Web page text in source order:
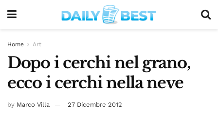
Home Art
Dopo i cerchi nel grano,
ecco i cerchi nella neve
by Marco Villa 27 Dicembre 2012